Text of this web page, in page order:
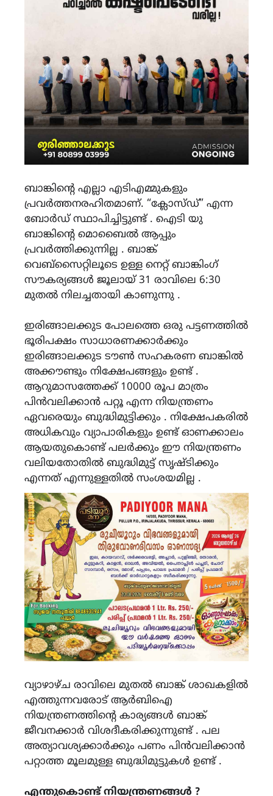
ബാങ്കിന്റെ എല്ലാ എടിഎമ്മുകളും
പ്രവർത്തനരഹിതമാണ്. “ക്ലോസ്ഡ്” എന്ന
ബോർഡ് സ്ഥാപിച്ചിട്ടുണ്ട് . ഐടി യു
ബാങ്കിന്റെ മൊബൈൽ ആപ്പും
പ്രവർത്തിക്കുന്നില്ല . ബാങ്ക്
വെബ്സൈറ്റിലൂടെ ഉള്ള നെറ്റ് ബാങ്കിംഗ്
സൗകര്യങ്ങൾ ജൂലായ് 31 രാവിലെ 6:30
മുതൽ നിലച്ചതായി കാണുന്നു .
ഇരിങ്ങാലക്കുട പോലത്തെ ഒരു പട്ടണത്തിൽ
ഭൂരിപക്ഷം സാധാരണക്കാർക്കും
ഇരിങ്ങാലക്കുട ടൗൺ സഹകരണ ബാങ്കിൽ
അക്കൗണ്ടും നിക്ഷേപങ്ങളും ഉണ്ട് .
ആറുമാസത്തേക്ക് 10000 രൂപ മാത്രം
പിൻവലിക്കാൻ പറ്റൂ എന്ന നിയന്ത്രണം
ഏവരെയും ബുദ്ധിമുട്ടിക്കും . നിക്ഷേപകരിൽ
അധികവും വ്യാപാരികളും ഉണ്ട് ഓണക്കാലം
ആയതുകൊണ്ട് പലർക്കും ഈ നിയന്ത്രണം
വലിയതോതിൽ ബുദ്ധിമുട്ട് സൃഷ്ടിക്കും
എന്നത് എന്നുള്ളതിൽ സംശയമില്ല .
വ്യാഴാഴ്ച രാവിലെ മുതൽ ബാങ്ക് ശാഖകളിൽ
എത്തുന്നവരോട് ആർബിഐ
നിയന്ത്രണത്തിന്റെ കാര്യങ്ങൾ ബാങ്ക്
ജീവനക്കാർ വിശദീകരിക്കുന്നുണ്ട് . പല
അത്യാവശ്യക്കാർക്കും പണം പിൻവലിക്കാൻ
പറ്റാത്ത മൂലമുള്ള ബുദ്ധിമുട്ടുകൾ ഉണ്ട് .
എന്തുകൊണ്ട് നിയന്ത്രണങ്ങൾ ?